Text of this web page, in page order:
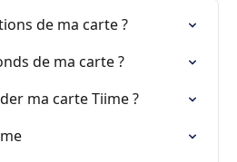
de ma carte ?
de ma carte ?
ma carte Tiime ?